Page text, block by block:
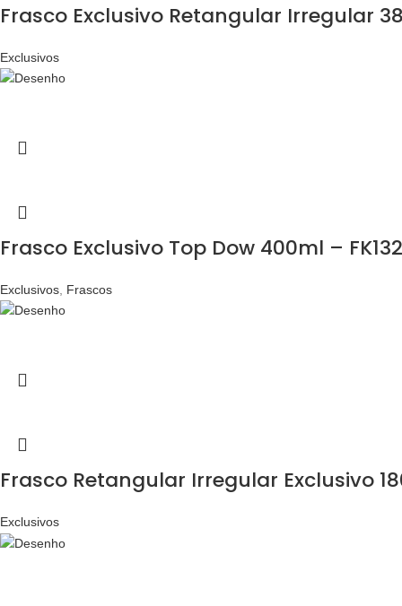
Frasco Exclusivo Retangular Irregular
Exclusivos
Frasco Exclusivo Top Dow 400ml – FK132
Exclusivos Frascos
Frasco Retangular Irregular Exclusivo
Exclusivos